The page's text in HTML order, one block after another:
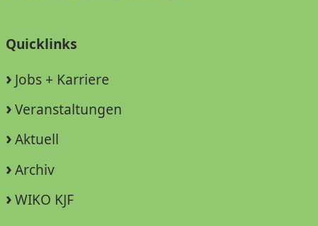
Quicklinks
Jobs + Karriere
Veranstaltungen
Aktuell
Archiv
WIKO KJF